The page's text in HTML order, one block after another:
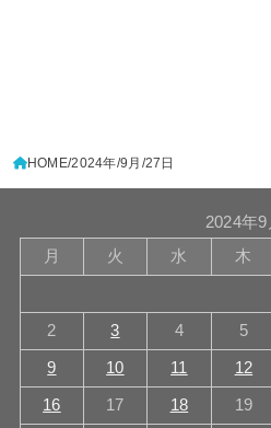
HOME 2024年 9月 27日
2024年9
月
火 水 木
2 3 4 5
9 10 11 12
16 17 18 19